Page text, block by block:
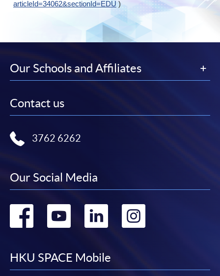
articleId=34062&sectionId=EDU )
Our Schools and Affiliates
Contact us
3762 6262
Our Social Media
Go
facebook
Go
youtube
Go
linkedin
Go
HKU SPACE Mobile